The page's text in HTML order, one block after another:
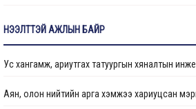
Цэцэрлэгийн барилга, 150 ор (Улаанбаатар хот,
Арьс ширний ажилчдын орон сууцны барилгын
НЭЭЛТТЭЙ АЖЛЫН БАЙР
Ус хангамж, ариутгах татуургын хяналтын
Аян, олон нийтийн арга хэмжээ хариуцсан